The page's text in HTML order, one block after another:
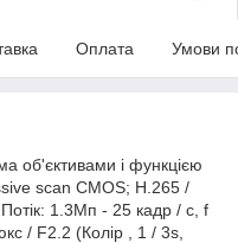
Оплата Умови
об'єктивами і функцією
scan CMOS; H.265 /
1.3Мп - 25 кадр / с, f
/ F2.2 (Колір , 1 / 3s,